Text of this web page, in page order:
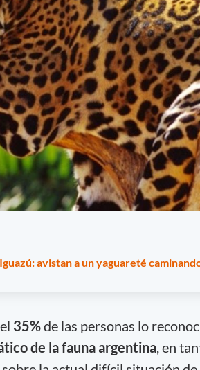
avistan a un yaguareté
35%de las personas lo
de la fauna argentina, en